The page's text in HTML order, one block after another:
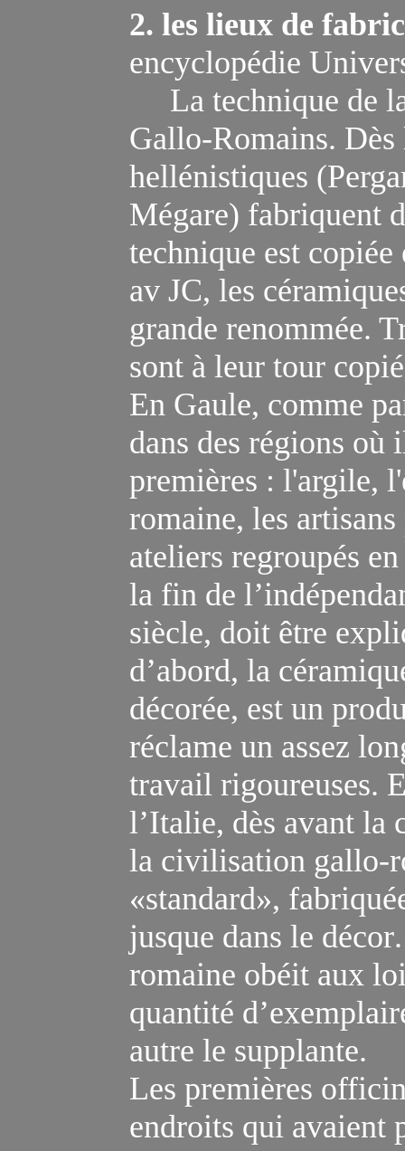
2. les lieux de
encyclopédie
La technique de
Gallo-Romains.
hellénistiques (
Mégare) fabriquent
technique est copiée
av JC, les
grande renommée.
sont à leur tour
En Gaule, comme
dans des régions où
premières : l'argile, l'
romaine, les
ateliers regroupés
la fin de
siècle, doit être
d’abord, la
décorée, est un
réclame un assez
travail rigoureuses.
l’Italie, dès avant la
la civilisation gallo-
«standard»,
jusque dans le décor
romaine obéit aux
quantité
autre le supplante.
Les premières
endroits qui avaient